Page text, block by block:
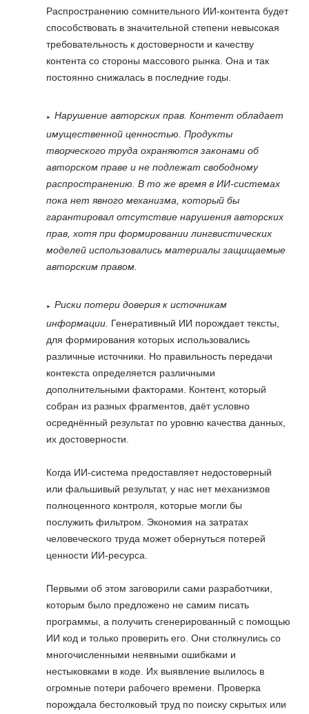
Распространению сомнительного ИИ-контента будет
способствовать в значительной степени невысокая
требовательность к достоверности и качеству
контента со стороны массового рынка. Она и так
постоянно снижалась в последние годы.
Нарушение авторских прав. Контент обладает
имущественной ценностью. Продукты
творческого труда охраняются законами об
авторском праве и не подлежат свободному
распространению. В то же время в ИИ-системах
пока нет явного механизма, который бы
гарантировал отсутствие нарушения авторских
прав, хотя при формировании лингвистических
моделей использовались материалы защищаемые
авторским правом.
Риски потери доверия к источникам
информации. Генеративный ИИ порождает тексты,
для формирования которых использовались
различные источники. Но правильность передачи
контекста определяется различными
дополнительными факторами. Контент, который
собран из разных фрагментов, даёт условно
осреднённый результат по уровню качества данных,
их достоверности.
Когда ИИ-система предоставляет недостоверный
или фальшивый результат, у нас нет механизмов
полноценного контроля, которые могли бы
послужить фильтром. Экономия на затратах
человеческого труда может обернуться потерей
ценности ИИ-ресурса.
Первыми об этом заговорили сами разработчики,
которым было предложено не самим писать
программы, а получить сгенерированный с помощью
ИИ код и только проверить его. Они столкнулись со
многочисленными неявными ошибками и
нестыковками в коде. Их выявление вылилось в
огромные потери рабочего времени. Проверка
порождала бестолковый труд по поиску скрытых или